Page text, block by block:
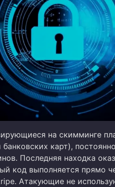
на скимминге
карт),
Последняя находка
код выполняется прямо
Атакующие не